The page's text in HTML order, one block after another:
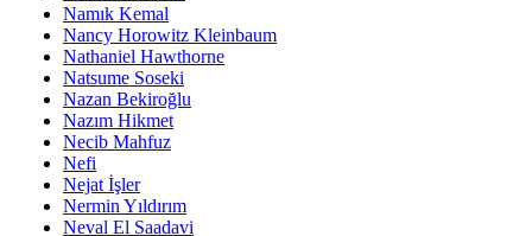
Namık Kemal
Nancy Horowitz Kleinbaum
Nathaniel Hawthorne
Natsume Soseki
Nazan Bekiroğlu
Nazım Hikmet
Necib Mahfuz
Nefi
Nejat İşler
Nermin Yıldırım
Neval El Saadavi